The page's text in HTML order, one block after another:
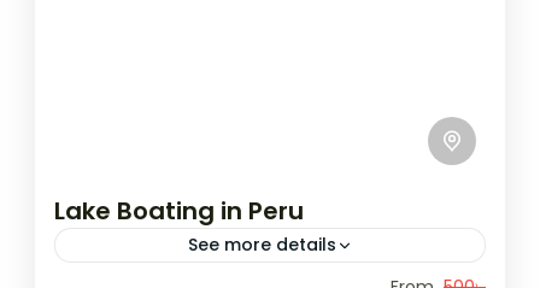
Lake Boating in Peru
See more details